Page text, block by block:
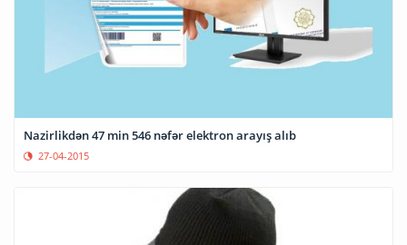
Nazirlikdən 47 min 546 nəfər elektron arayış alıb
27-04-2015